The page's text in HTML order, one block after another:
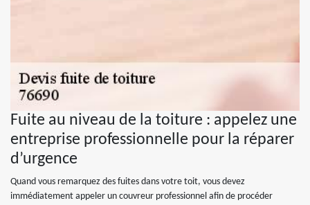
Fuite au niveau de la toiture : appelez une
entreprise professionnelle pour la réparer
d’urgence
Quand vous remarquez des fuites dans votre toit, vous devez
immédiatement appeler un couvreur professionnel afin de procéder